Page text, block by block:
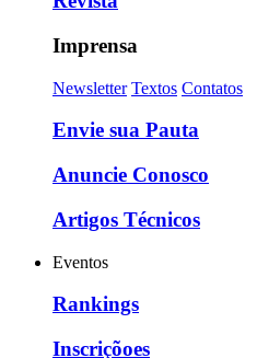
Imprensa
Newsletter Textos Contatos
Envie sua Pauta
Anuncie Conosco
Artigos Técnicos
Eventos
Rankings
Inscriçõoes